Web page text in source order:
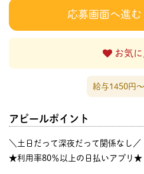
自由
応募画面へ進む
お気に
給与1450円
アピールポイント
＼土日だって深夜だって関係なし／
★利用率80％以上の日払いアプリ★